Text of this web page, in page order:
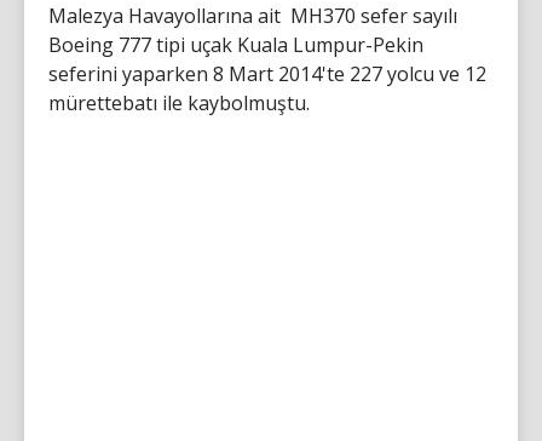
Malezya Havayollarına ait MH370 sefer sayılı
Boeing 777 tipi uçak Kuala Lumpur-Pekin
seferini yaparken 8 Mart 2014'te 227 yolcu ve 12
mürettebatı ile kaybolmuştu.